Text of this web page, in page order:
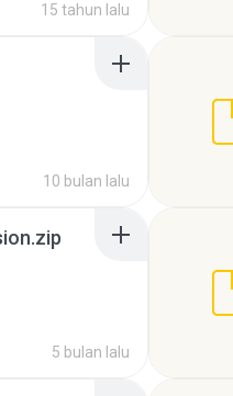
15 tahun lalu
10 bulan lalu
5 bulan lalu